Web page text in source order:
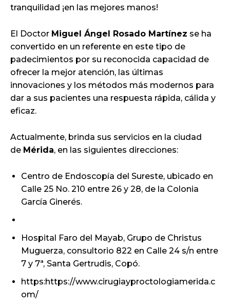
tranquilidad ¡en las mejores manos!
El Doctor Miguel Ángel Rosado Martínez se ha
convertido en un referente en este tipo de
padecimientos por su reconocida capacidad de
ofrecer la mejor atención, las últimas
innovaciones y los métodos más modernos para
dar a sus pacientes una respuesta rápida, cálida y
eficaz.
Actualmente, brinda sus servicios en la ciudad
de Mérida, en las siguientes direcciones:
Centro de Endoscopía del Sureste, ubicado en
Calle 25 No. 210 entre 26 y 28, de la Colonia
García Ginerés.
Hospital Faro del Mayab, Grupo de Christus
Muguerza, consultorio 822 en Calle 24 s/n entre
7 y 7ª, Santa Gertrudis, Copó.
https:https://www.cirugiayproctologiamerida.c
om/